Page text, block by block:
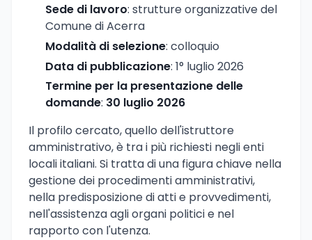
Sede di lavoro: strutture organizzative del
Comune di Acerra
Modalità di selezione: colloquio
Data di pubblicazione: 1° luglio 2026
Termine per la presentazione delle
domande: 30 luglio 2026
Il profilo cercato, quello dell'istruttore
amministrativo, è tra i più richiesti negli enti
locali italiani. Si tratta di una figura chiave nella
gestione dei procedimenti amministrativi,
nella predisposizione di atti e provvedimenti,
nell'assistenza agli organi politici e nel
rapporto con l'utenza.